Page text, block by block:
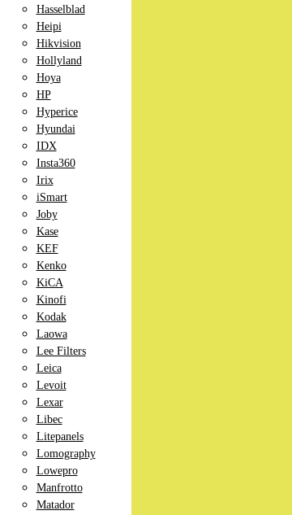
Hasselblad
Heipi
Hikvision
Hollyland
Hoya
HP
Hyperice
Hyundai
IDX
Insta360
Irix
iSmart
Joby
Kase
KEF
Kenko
KiCA
Kinofi
Kodak
Laowa
Lee Filters
Leica
Levoit
Lexar
Libec
Litepanels
Lomography
Lowepro
Manfrotto
Matador